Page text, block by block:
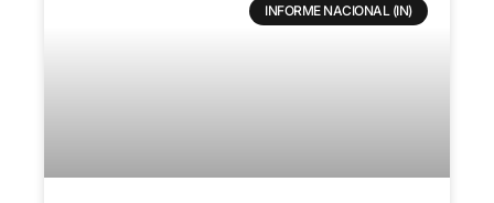
INFORME NACIONAL (IN)